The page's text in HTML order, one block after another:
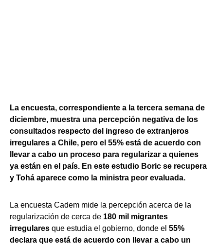
La encuesta, correspondiente a la tercera semana de
diciembre, muestra una percepción negativa de los
consultados respecto del ingreso de extranjeros
irregulares a Chile, pero el 55% está de acuerdo con
llevar a cabo un proceso para regularizar a quienes
ya están en el país. En este estudio Boric se recupera
y Tohá aparece como la ministra peor evaluada.
La encuesta Cadem mide la percepción acerca de la
regularización de cerca de 180 mil migrantes
irregulares que estudia el gobierno, donde el 55%
declara que está de acuerdo con llevar a cabo un